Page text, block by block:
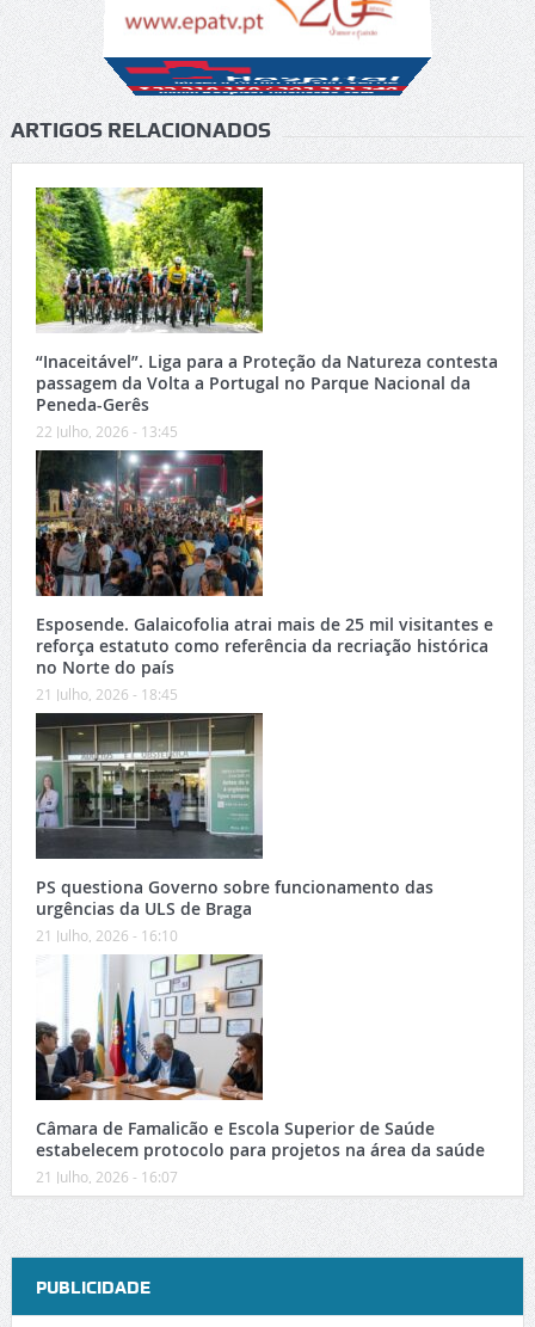
ARTIGOS RELACIONADOS
“Inaceitável”. Liga para a Proteção da Natureza contesta
passagem da Volta a Portugal no Parque Nacional da
Peneda-Gerês
22 Julho, 2026 - 13:45
Esposende. Galaicofolia atrai mais de 25 mil visitantes e
reforça estatuto como referência da recriação histórica
no Norte do país
21 Julho, 2026 - 18:45
PS questiona Governo sobre funcionamento das
urgências da ULS de Braga
21 Julho, 2026 - 16:10
Câmara de Famalicão e Escola Superior de Saúde
estabelecem protocolo para projetos na área da saúde
21 Julho, 2026 - 16:07
PUBLICIDADE